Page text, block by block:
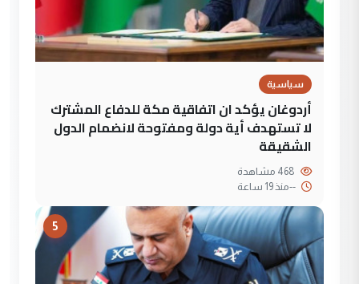
سياسية
أردوغان يؤكد ان اتفاقية مكة للدفاع المشترك
لا تستهدف أية دولة ومفتوحة لانضمام الدول
الشقيقة
--منذ 19 ساعة
5